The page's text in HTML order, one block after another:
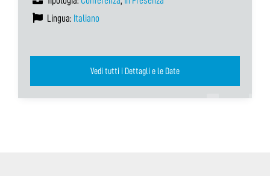
Lingua: Italiano
Vedi tutti i Dettagli e le Date